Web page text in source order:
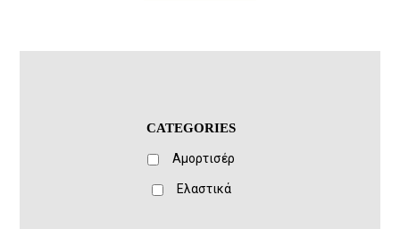
CATEGORIES
Αμορτισέρ
Ελαστικά